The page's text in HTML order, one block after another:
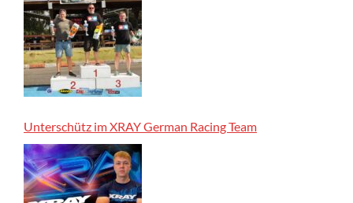
Unterschütz im XRAY German Racing Team